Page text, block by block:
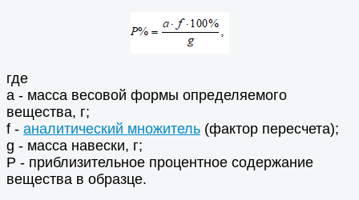
где
а - масса весовой формы определяемого
вещества, г;
f - аналитический множитель (фактор пересчета);
g - масса навески, г;
Р - приблизительное процентное содержание
вещества в образце.